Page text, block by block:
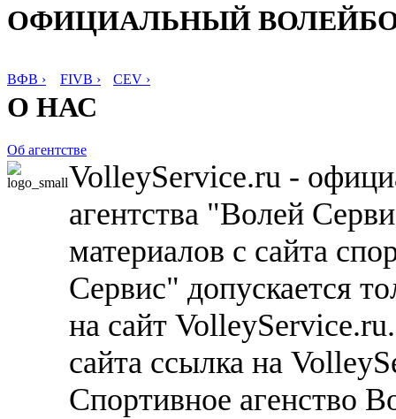
ОФИЦИАЛЬНЫЙ
ВФВ › FIVB › CEV ›
О НАС
Об агентстве
VolleyService.ru -
агентства "Волей
материалов с сайта
Сервис" допускается
на сайт
сайта ссылка на
Спортивное агенство